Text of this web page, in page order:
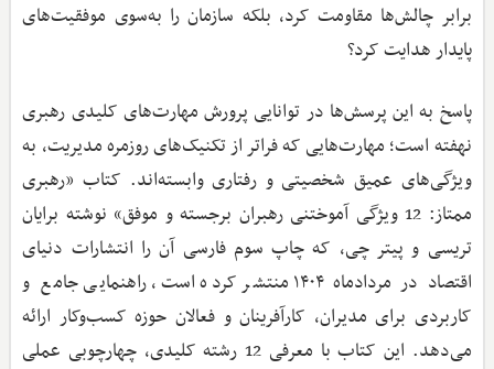
برابر چالش‌ها مقاومت کرد، بلکه سازمان را به‌سوی موفقیت‌های
پایدار هدایت کرد؟
پاسخ به این پرسش‌ها در توانایی پرورش مهارت‌های کلیدی رهبری
نهفته است؛ مهارت‌هایی که فراتر از تکنیک‌های روزمره مدیریت، به
ویژگی‌های عمیق شخصیتی و رفتاری وابسته‌اند. کتاب «رهبری
ممتاز: 12 ویژگی آموختنی رهبران برجسته و موفق» نوشته برایان
تریسی و پیتر چی، که چاپ سوم فارسی آن را انتشارات دنیای
اقتصاد در مردادماه ۱۴۰۴ منتشر کرده است، راهنمایی جامع و
کاربردی برای مدیران، کارآفرینان و فعالان حوزه کسب‌وکار ارائه
می‌دهد. این کتاب با معرفی 12 رشته کلیدی، چهارچوبی عملی